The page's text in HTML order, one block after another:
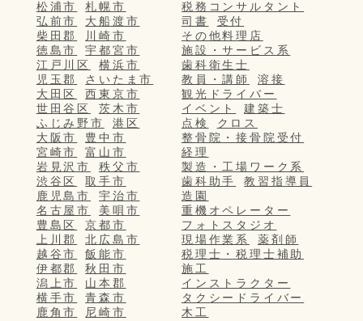
松浦市
札幌市
弘前市
大船渡市
柴田郡
川崎市
徳島市
宇都宮市
江戸川区
横浜市
児玉郡
さいたま市
大田区
西東京市
世田谷区
茨木市
ふじみ野市
港区
大阪市
豊中市
宮崎市
富山市
岩見沢市
秩父市
渋谷区
取手市
鹿児島市
宇治市
名古屋市
美唄市
豊島区
京都市
上川郡
北広島市
越谷市
飯能市
伊都郡
秋田市
潟上市
山本郡
横手市
青森市
鹿角市
尼崎市
税務コンサルタント
司書
受付
その他料理店
施設・サービス系
歯科衛生士
教員・講師
溶接
観光ドライバー
イベント
建築士
点検
クロス
整骨院・接骨院受付
経理
製造・工場ワーク系
歯科助手
教習指導員
造園
重機オペレーター
フォトスタジオ
現場作業系
薬剤師
税理士・税理士補助
施工
インストラクター
タクシードライバー
木工